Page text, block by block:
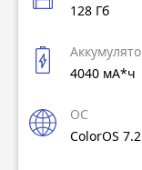
128 Гб
4040 мА*ч
ОС
ColorOS